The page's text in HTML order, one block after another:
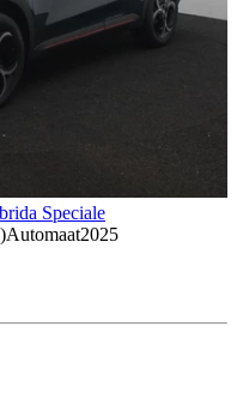
Speciale
Automaat2025